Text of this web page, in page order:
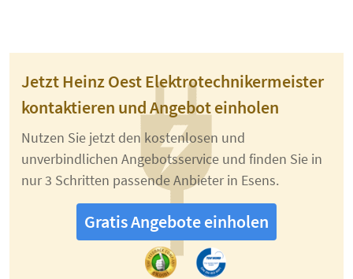
Jetzt Heinz Oest Elektrotechnikermeister
kontaktieren und Angebot einholen
Nutzen Sie jetzt den kostenlosen und
unverbindlichen Angebotsservice und finden Sie in
nur 3 Schritten passende Anbieter in Esens.
Gratis Angebote einholen